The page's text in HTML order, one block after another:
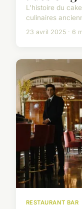
L'histoire du
culinaires
23 avril 2025 · 6
RESTAURANT BAR